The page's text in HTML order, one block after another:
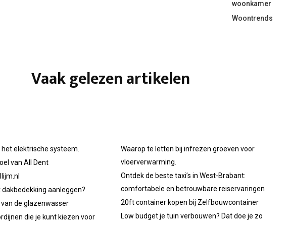
woonkamer
Woontrends
Vaak gelezen artikelen
elektrische systeem.
van All Dent
dakbedekking aanleggen?
de glazenwasser
die je kunt kiezen voor
Waarop te letten bij infrezen groeven voor
vloerverwarming.
Ontdek de beste taxi’s in West-Brabant:
comfortabele en betrouwbare reiservaringen
20ft container kopen bij Zelfbouwcontainer
Low budget je tuin verbouwen? Dat doe je zo